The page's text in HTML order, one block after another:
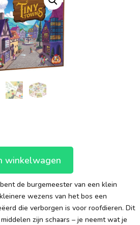
winkelwagen
de burgemeester van een klein
wezens van het bos een
die verborgen is voor roofdieren. Dit
zijn schaars – je neemt wat je